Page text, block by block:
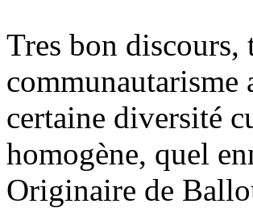
Tres bon discours,
communautarisme
certaine diversité
homogène, quel
Originaire de